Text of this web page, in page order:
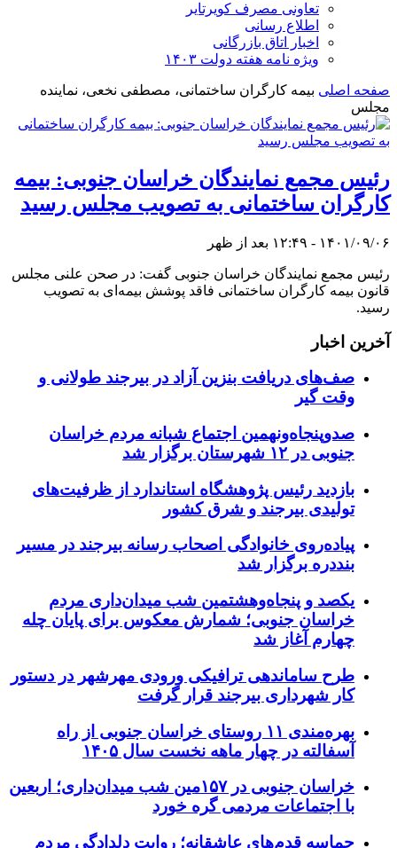
تعاونی مصرف کویرتایر
اطلاع رسانی
اخبار اتاق بازرگانی
ویژه نامه هفته دولت ۱۴۰۳
صفحه اصلی بیمه کارگران ساختمانی، مصطفی نخعی، نماینده
مجلس
رئیس مجمع نمایندگان خراسان جنوبی: بیمه
کارگران ساختمانی به تصویب مجلس رسید
۱۴۰۱/۰۹/۰۶ - ۱۲:۴۹ بعد از ظهر
رئیس مجمع نمایندگان خراسان جنوبی گفت: در صحن علنی مجلس
قانون بیمه کارگران ساختمانی فاقد پوشش بیمه‌ای به تصویب
رسید.
آخرین اخبار
صف‌های دریافت بنزین آزاد در بیرجند طولانی و
وقت گیر
صدوپنجاه‌ونهمین اجتماع شبانه مردم خراسان
جنوبی در ۱۲ شهرستان برگزار شد
بازدید رئیس پژوهشگاه استاندارد از ظرفیت‌های
تولیدی بیرجند و شرق کشور
پیاده‌روی خانوادگی اصحاب رسانه بیرجند در مسیر
بنددره برگزار شد
یکصد و پنجاه‌وهشتمین شب میدان‌داری مردم
خراسان جنوبی؛ شمارش معکوس برای پایان چله
چهارم آغاز شد
طرح ساماندهی ترافیکی ورودی مهرشهر در دستور
کار شهرداری بیرجند قرار گرفت
بهره‌مندی ۱۱ روستای خراسان جنوبی از راه
آسفالته در چهار ماهه نخست سال ۱۴۰۵
خراسان جنوبی در ۱۵۷مین شب میدان‌داری؛ اربعین
با اجتماعات مردمی گره خورد
حماسه قدم‌های عاشقانه؛ روایت دلدادگی مردم